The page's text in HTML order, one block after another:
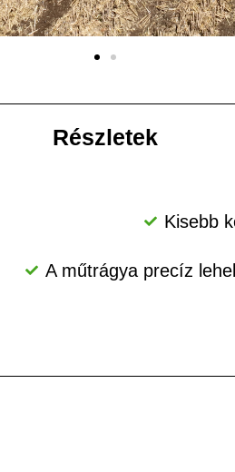
Részletek
Kisebb
A műtrágya precíz